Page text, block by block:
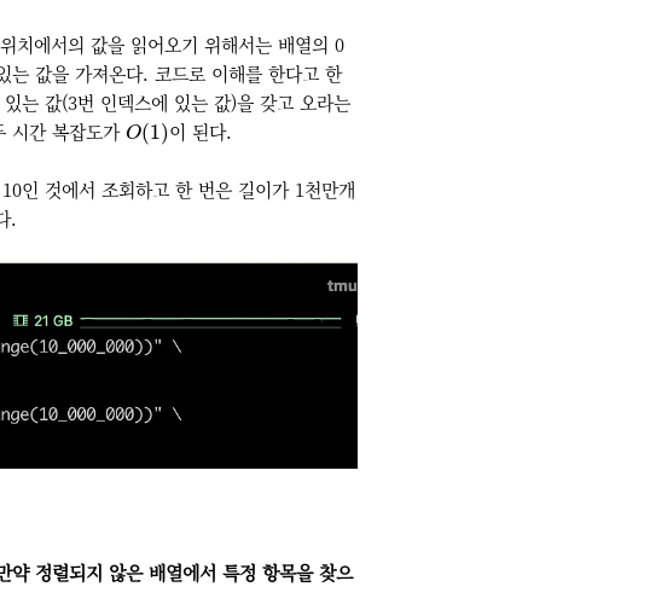
치에서의 값을 읽어오기 위해서는 배열의 0
값을 가져온다. 코드로 이해를 한다고 한
는 값(3번 인덱스에 있는 값)을 갖고 오라는
시간 복잡도가 O(1)
O(1)이 된다.
인 것에서 조회하고 한 번은 길이가 1천만개
.
약 정렬되지 않은 배열에서 특정 항목을 찾으